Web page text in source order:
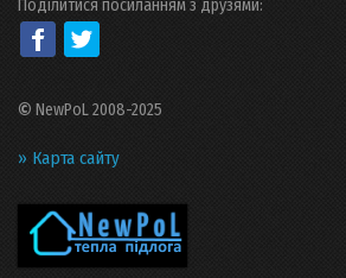
Поділитися посиланням з друзями:
© NewPoL 2008-2025
» Карта сайту